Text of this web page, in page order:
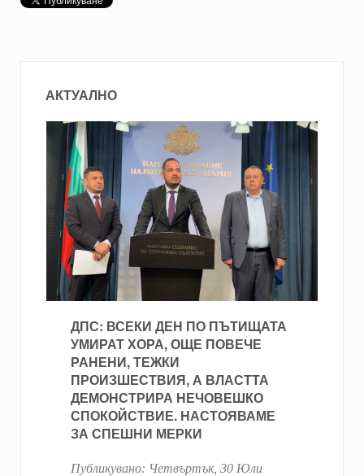
АКТУАЛНО
ДПС: ВСЕКИ ДЕН ПО ПЪТИЩАТА
УМИРАТ ХОРА, ОЩЕ ПОВЕЧЕ
РАНЕНИ, ТЕЖКИ
ПРОИЗШЕСТВИЯ, А ВЛАСТТА
ДЕМОНСТРИРА НЕЧОВЕШКО
СПОКОЙСТВИЕ. НАСТОЯВАМЕ
ЗА СПЕШНИ МЕРКИ
Публикувано: Четвъртък, 30 Юли